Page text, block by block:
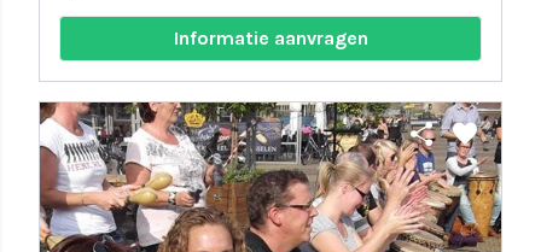
Informatie aanvragen
share favorite